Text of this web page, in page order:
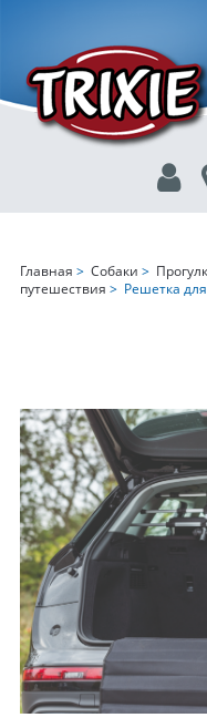
Главная > Собаки >
путешествия > Решетка